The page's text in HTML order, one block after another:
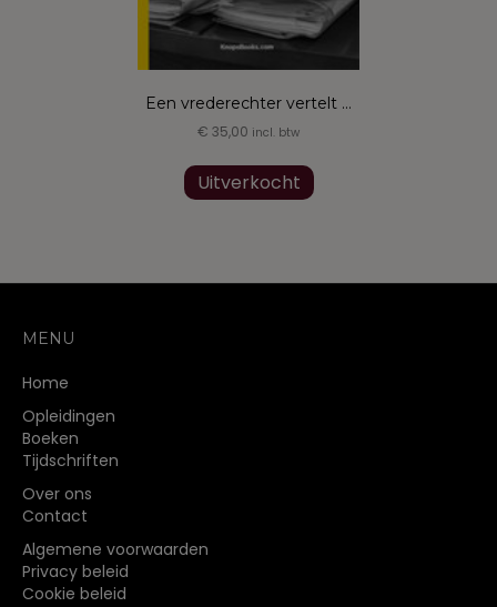
Een vrederechter vertelt …
€ 35,00 incl. btw
Uitverkocht
MENU
Home
Opleidingen
Boeken
Tijdschriften
Over ons
Contact
Algemene voorwaarden
Privacy beleid
Cookie beleid